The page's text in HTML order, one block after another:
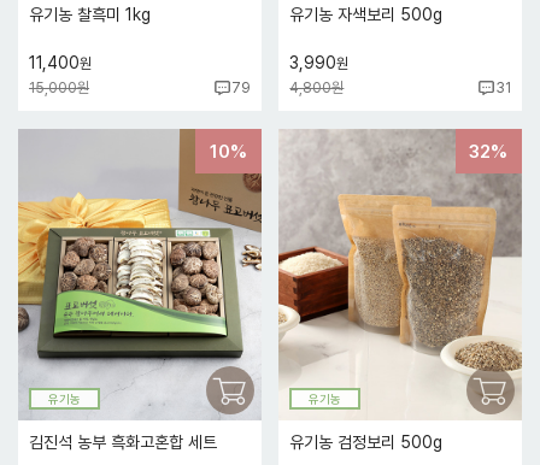
유기농 찰흑미 1kg
11,400원
15,000원
79
유기농 자색보리 500g
3,990원
4,800원
31
10%
유기농
김진석 농부 흑화고혼합 세트
32%
유기농
유기농 검정보리 500g